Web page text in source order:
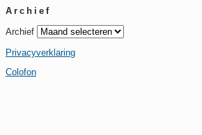
Archief
Archief
Privacyverklaring
Colofon